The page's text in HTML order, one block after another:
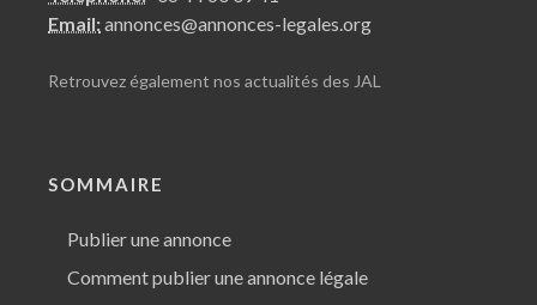
Email:annonces@annonces-legales.org
Retrouvez également nos actualités des JAL
SOMMAIRE
Publier une annonce
Comment publier une annonce légale